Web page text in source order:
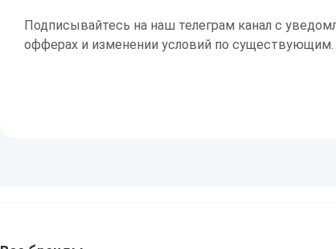
Подписывайтесь на наш телеграм канал с
офферах и изменении условий по существующим.